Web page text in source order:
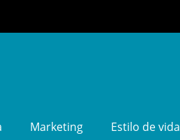
Marketing Estilo de vida